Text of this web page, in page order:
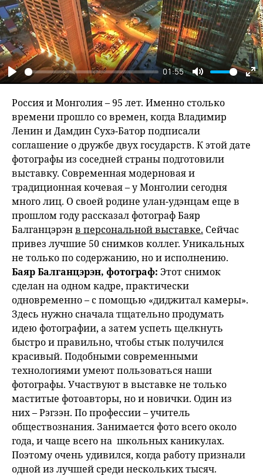
Play
01:55
Mute
Россия и Монголия – 95 лет. Именно столько
времени прошло со времен, когда Владимир
Ленин и Дамдин Сухэ-Батор подписали
соглашение о дружбе двух государств. К этой дате
фотографы из соседней страны подготовили
выставку. Современная модерновая и
традиционная кочевая – у Монголии сегодня
много лиц. О своей родине улан-удэнцам еще в
прошлом году рассказал фотограф Баяр
Балганцэрэнв персональной выставке. Сейчас
привез лучшие 50 снимков коллег. Уникальных
не только по содержанию, но и исполнению.
Баяр Балганцэрэн, фотограф: Этот снимок
сделан на одном кадре, практически
одновременно – с помощью «диджитал камеры».
Здесь нужно сначала тщательно продумать
идею фотографии, а затем успеть щелкнуть
быстро и правильно, чтобы стык получился
красивый. Подобными современными
технологиями умеют пользоваться наши
фотографы. Участвуют в выставке не только
маститые фотоавторы, но и новички. Один из
них – Рэгзэн. По профессии – учитель
обществознания. Занимается фото всего около
года, и чаще всего на школьных каникулах.
Поэтому очень удивился, когда работу признали
одной из лучшей среди нескольких тысяч.